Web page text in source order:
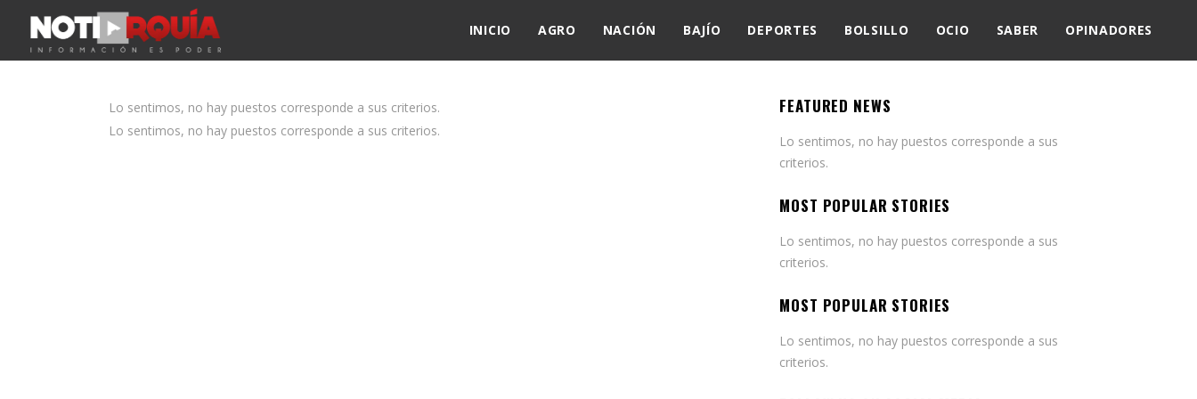
INICIO AGRO NACIÓN BAJÍO DEPORTES BOLSILLO OCIO SABER OPINADORES
Lo sentimos, no hay puestos corresponde a sus criterios.
Lo sentimos, no hay puestos corresponde a sus criterios.
FEATURED NEWS
Lo sentimos, no hay puestos corresponde a sus
criterios.
MOST POPULAR STORIES
Lo sentimos, no hay puestos corresponde a sus
criterios.
MOST POPULAR STORIES
Lo sentimos, no hay puestos corresponde a sus
criterios.